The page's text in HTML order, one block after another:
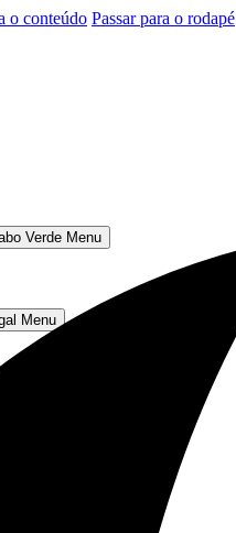
o conteúdo Passar para o rodapé
Verde Menu
Menu